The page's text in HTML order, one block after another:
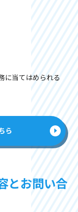
に当てはめられる
ら
とお問い合